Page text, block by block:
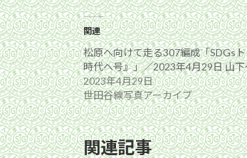
関連
松原へ向けて走る307編成「SDGs
時代へ号』」／2023年4月29日 山
2023年4月29日
世田谷線写真アーカイブ
関連記事